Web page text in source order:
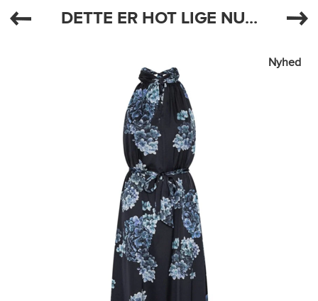
DETTE ER HOT LIGE NU...